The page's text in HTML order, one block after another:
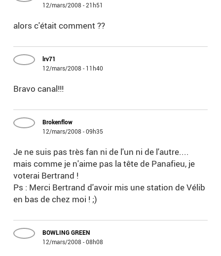
12/mars/2008 - 21h51
alors c'était comment ??
lrv71
12/mars/2008 - 11h40
Bravo canal!!!
Brokenflow
12/mars/2008 - 09h35
Je ne suis pas très fan ni de l'un ni de l'autre....
mais comme je n'aime pas la tête de Panafieu, je
voterai Bertrand !
Ps : Merci Bertrand d'avoir mis une station de Vélib
en bas de chez moi ! ;)
BOWLING GREEN
12/mars/2008 - 08h08